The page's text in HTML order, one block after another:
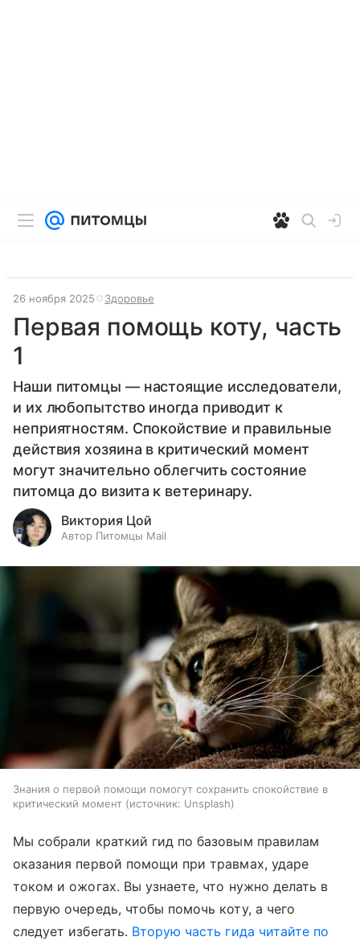
26 ноября 2025 Здоровье
Первая помощь коту, часть
1
Наши питомцы — настоящие исследователи,
и их любопытство иногда приводит к
неприятностям. Спокойствие и правильные
действия хозяина в критический момент
могут значительно облегчить состояние
питомца до визита к ветеринару.
Виктория Цой
Автор Питомцы Mail
Знания о первой помощи помогут сохранить спокойствие в
критический момент
источник: Unsplash
Мы собрали краткий гид по базовым правилам
оказания первой помощи при травмах, ударе
током и ожогах. Вы узнаете, что нужно делать в
первую очередь, чтобы помочь коту, а чего
следует избегать. Вторую часть гида читайте по